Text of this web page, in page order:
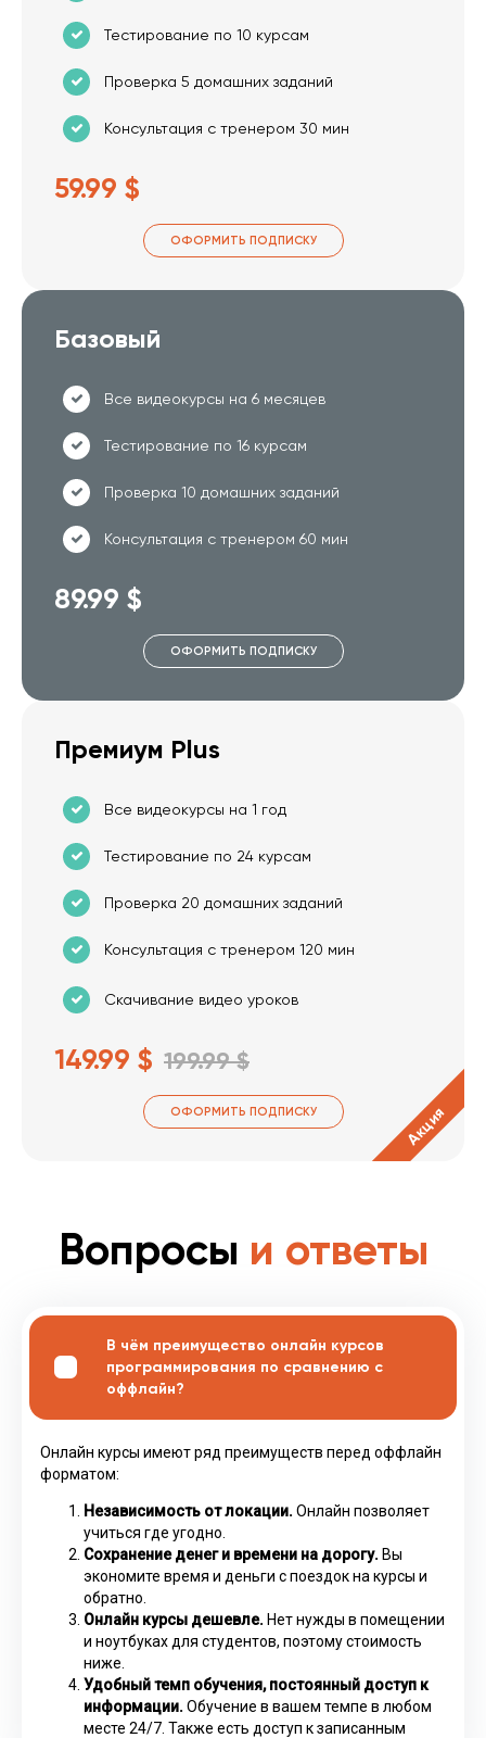
Тестирование по 10 курсам
Проверка 5 домашних заданий
Консультация с тренером 30 мин
59.99 $
ОФОРМИТЬ ПОДПИСКУ
Базовый
Все видеокурсы на 6 месяцев
Тестирование по 16 курсам
Проверка 10 домашних заданий
Консультация с тренером 60 мин
89.99 $
ОФОРМИТЬ ПОДПИСКУ
Премиум Plus
Все видеокурсы на 1 год
Тестирование по 24 курсам
Проверка 20 домашних заданий
Консультация с тренером 120 мин
Скачивание видео уроков
149.99 $ 199.99 $
ОФОРМИТЬ ПОДПИСКУ Акция
Вопросы и ответы
В чём преимущество онлайн курсов
программирования по сравнению с
оффлайн?
Онлайн курсы имеют ряд преимуществ перед оффлайн
форматом:
Независимость от локации. Онлайн позволяет
учиться где угодно.
Сохранение денег и времени на дорогу. Вы
экономите время и деньги с поездок на курсы и
обратно.
Онлайн курсы дешевле. Нет нужды в помещении
и ноутбуках для студентов, поэтому стоимость
ниже.
Удобный темп обучения, постоянный доступ к
информации. Обучение в вашем темпе в любом
месте 24/7. Также есть доступ к записанным